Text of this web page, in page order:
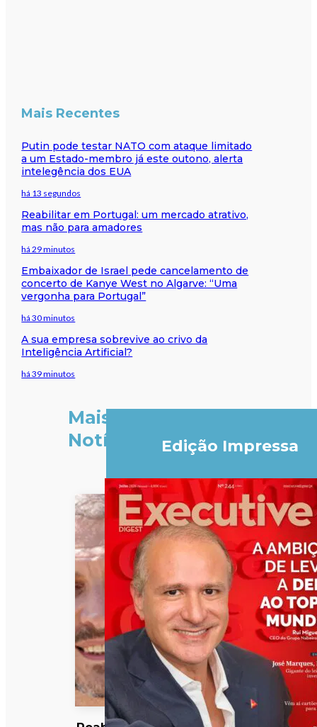
Mais Recentes
Putin pode testar NATO com ataque limitado
a um Estado-membro já este outono, alerta
intelegência dos EUA
há 13 segundos
Reabilitar em Portugal: um mercado atrativo,
mas não para amadores
há 29 minutos
Embaixador de Israel pede cancelamento de
concerto de Kanye West no Algarve: “Uma
vergonha para Portugal”
há 30 minutos
A sua empresa sobrevive ao crivo da
Inteligência Artificial?
há 39 minutos
Mais
Notícias
Edição Impressa